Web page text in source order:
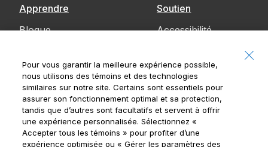
Apprendre
Blogue
Soutien
Accessibilité
avec nous
Avis
Pour vous garantir la meilleure expérience possible,
nous utilisons des témoins et des technologies
similaires sur notre site. Certains sont essentiels pour
assurer son fonctionnement optimal et sa protection,
tandis que d’autres sont facultatifs et servent à offrir
une expérience personnalisée. Sélectionnez «
Accepter tous les témoins » pour profiter d’une
expérience optimisée ou « Gérer les paramètres des